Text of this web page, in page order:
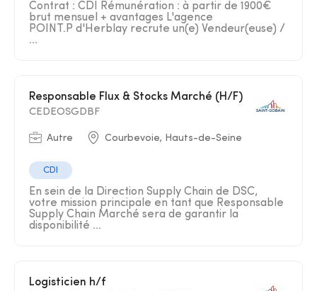
Contrat : CDI Rémunération : à partir de 1900€
brut mensuel + avantages L'agence
POINT.P d'Herblay recrute un(e) Vendeur(euse) /
...
Responsable Flux & Stocks Marché (H/F)
CEDEOSGDBF
Autre Courbevoie, Hauts-de-Seine
CDI
En sein de la Direction Supply Chain de DSC,
votre mission principale en tant que Responsable
Supply Chain Marché sera de garantir la
disponibilité ...
Logisticien h/f